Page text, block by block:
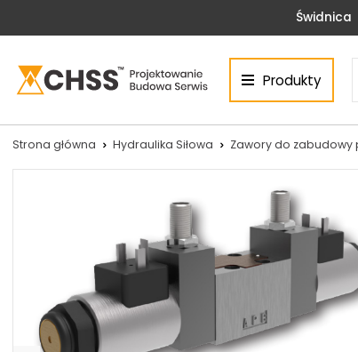
Centrum Hydrauliki Siłowej Świdnica
CHSS.PL DAWID WOŹNY
Siłowniki:
+48 690 884 272
silowniki@chss.pl
+48 536
+48 609
Świdnica
Produkty
Strona główna Hydraulika Siłowa Zawory do zabudowy